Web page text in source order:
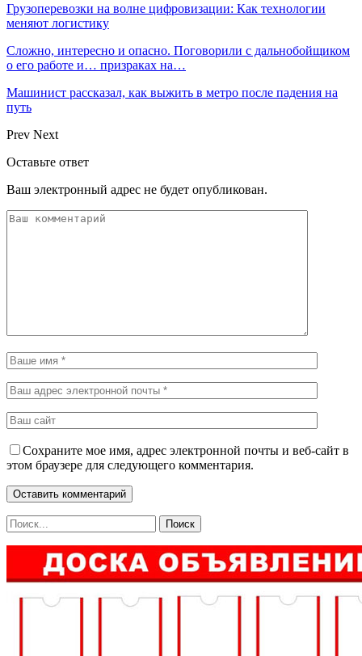
Грузоперевозки на волне цифровизации: Как технологии
меняют логистику
Сложно, интересно и опасно. Поговорили с дальнобойщиком
о его работе и… призраках на…
Машинист рассказал, как выжить в метро после падения на
путь
Prev Next
Оставьте ответ
Ваш электронный адрес не будет опубликован.
Сохраните мое имя, адрес электронной почты и веб-сайт в
этом браузере для следующего комментария.